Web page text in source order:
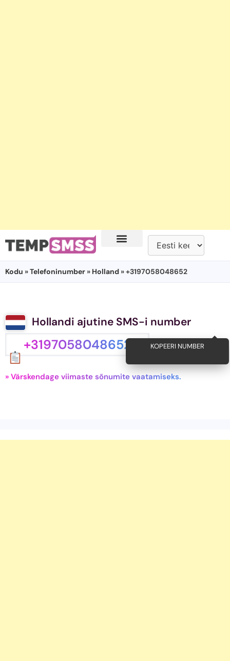
Kodu »Telefoninumber » Holland » +3197058048652
Hollandi ajutine SMS-i number
+3197058048652 KOPEERI NUMBER
» Värskendage viimaste sõnumite vaatamiseks.